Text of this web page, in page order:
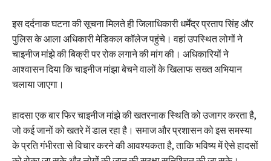
इस दर्दनाक घटना की सूचना मिलते ही जिलाधिकारी धर्मेंद्र प्रताप सिंह और
पुलिस के आला अधिकारी मेडिकल कॉलेज पहुंचे। वहां उपस्थित लोगों ने
चाइनीज मांझे की बिक्री पर रोक लगाने की मांग की। अधिकारियों ने
आश्वासन दिया कि चाइनीज मांझा बेचने वालों के खिलाफ सख्त अभियान
चलाया जाएगा।
हादसा एक बार फिर चाइनीज मांझे की खतरनाक स्थिति को उजागर करता है,
जो कई जानों को खतरे में डाल रहा है। समाज और प्रशासन को इस समस्या
के प्रति गंभीरता से विचार करने की आवश्यकता है, ताकि भविष्य में ऐसे हादसों